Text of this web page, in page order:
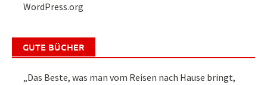
WordPress.org
GUTE BÜCHER
„Das Beste, was man vom Reisen nach Hause bringt,